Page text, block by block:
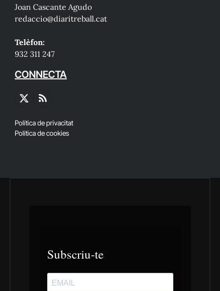
Joan Cascante Agudo
redaccio@diaritreball.cat
Telèfon:
932 311 247
CONNECTA
X
RSS
Política de privacitat
Política de cookies